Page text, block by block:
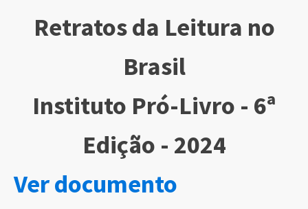
Retratos da Leitura no
Brasil
Instituto Pró-Livro - 6ª
Edição - 2024
Ver documento